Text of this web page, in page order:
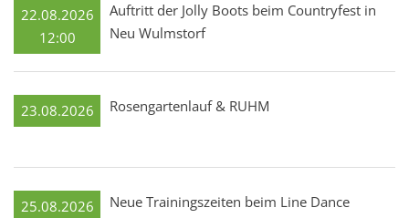
22.08.2026
12:00
Auftritt der Jolly Boots beim Countryfest in
Neu Wulmstorf
23.08.2026 Rosengartenlauf & RUHM
25.08.2026
Neue Trainingszeiten beim Line Dance